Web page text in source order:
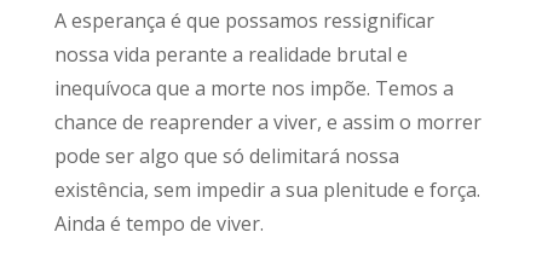
A esperança é que possamos ressignificar
nossa vida perante a realidade brutal e
inequívoca que a morte nos impõe. Temos a
chance de reaprender a viver, e assim o morrer
pode ser algo que só delimitará nossa
existência, sem impedir a sua plenitude e força.
Ainda é tempo de viver.